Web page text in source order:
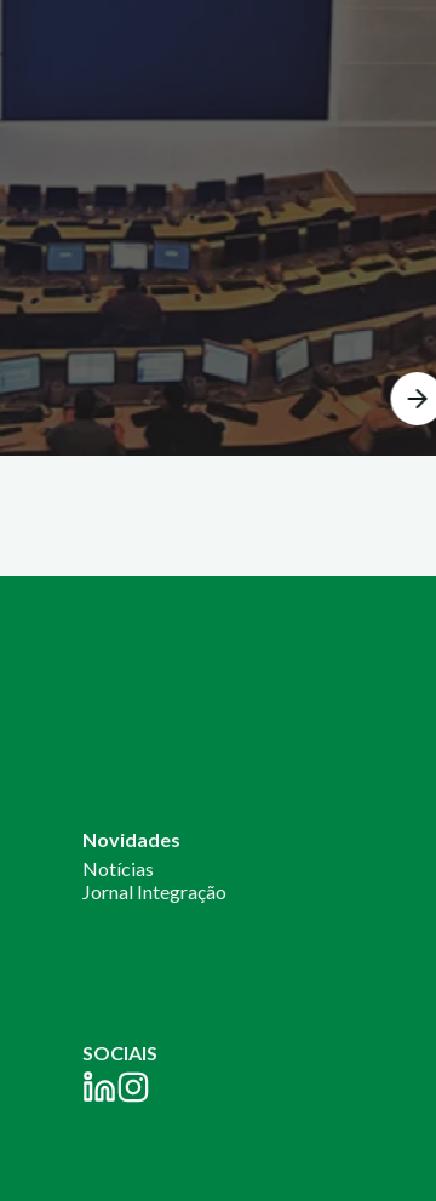
Novidades
Notícias
Jornal Integração
SOCIAIS